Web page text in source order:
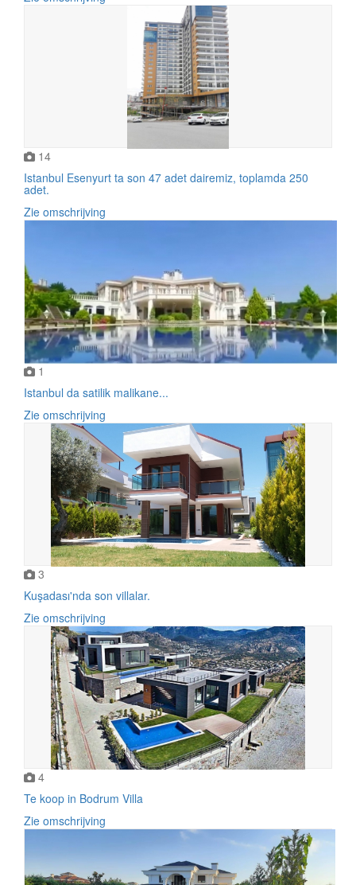
14
Istanbul Esenyurt ta son 47 adet dairemiz, toplamda 250
adet.
Zie omschrijving
1
Istanbul da satilik malikane...
Zie omschrijving
3
Kuşadası'nda son villalar.
Zie omschrijving
4
Te koop in Bodrum Villa
Zie omschrijving